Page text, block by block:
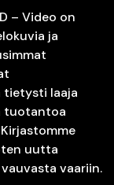
– Video on
ja
tietysti laaja
tuotantoa
uutta
vaariin.